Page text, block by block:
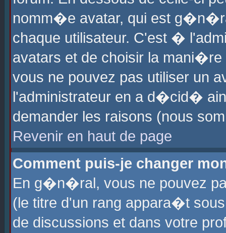
nomm�e avatar, qui est
chaque utilisateur. C'est �
avatars et de choisir la
vous ne pouvez pas utiliser un
l'administrateur en a d�cid�
demander les raisons (nous
Revenir en haut de page
Comment puis-je changer
En g�n�ral, vous ne pouvez
(le titre d'un rang appara�t
de discussions et dans votre